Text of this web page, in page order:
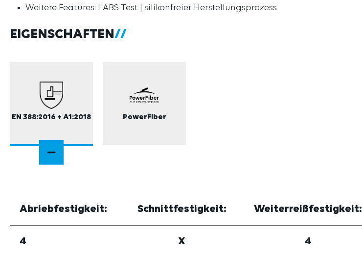
Weitere Features: LABS Test | silikonfreier Herstellungsprozess
EIGENSCHAFTEN
EN 388:2016 + A1:2018 PowerFiber
Abriebfestigkeit: Schnittfestigkeit: Weiterreißfestigkeit:
4 X 4